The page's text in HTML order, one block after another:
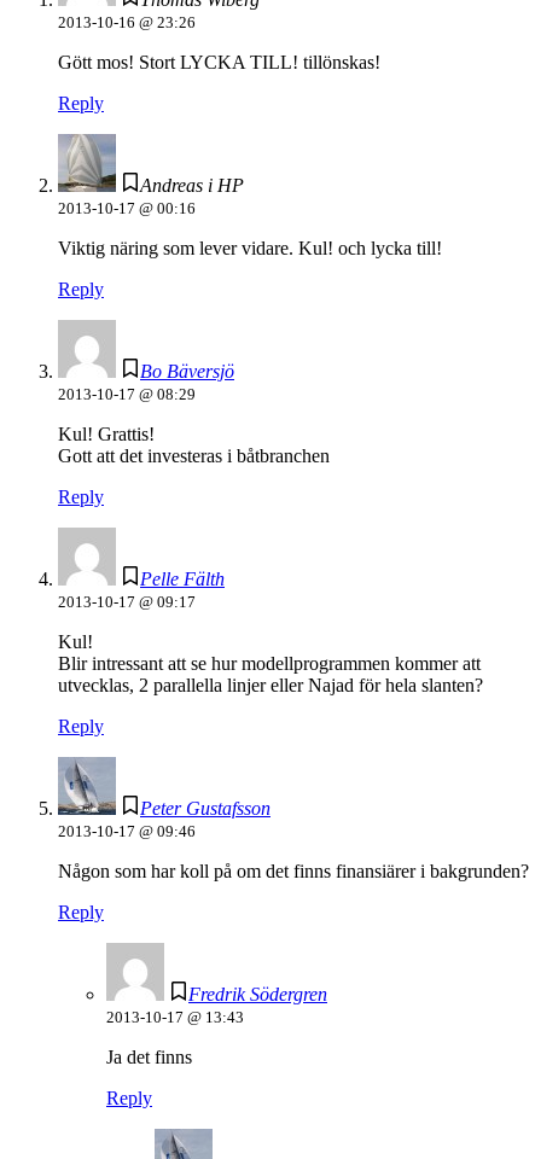
2013-10-16 @ 23:26
Gött mos! Stort LYCKA TILL! tillönskas!
Reply
Andreas i HP
2013-10-17 @ 00:16
Viktig näring som lever vidare. Kul! och lycka till!
Reply
Bo Bäversjö
2013-10-17 @ 08:29
Kul! Grattis!
Gott att det investeras i båtbranchen
Reply
Pelle Fälth
2013-10-17 @ 09:17
Kul!
Blir intressant att se hur modellprogrammen kommer att
utvecklas, 2 parallella linjer eller Najad för hela slanten?
Reply
Peter Gustafsson
2013-10-17 @ 09:46
Någon som har koll på om det finns finansiärer i bakgrunden?
Reply
Fredrik Södergren
2013-10-17 @ 13:43
Ja det finns
Reply